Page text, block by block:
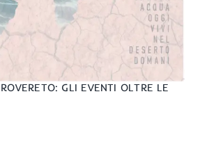
GLI EVENTI OLTRE LE